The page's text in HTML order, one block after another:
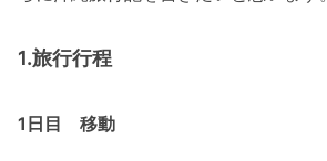
1.旅行行程
1日目 移動